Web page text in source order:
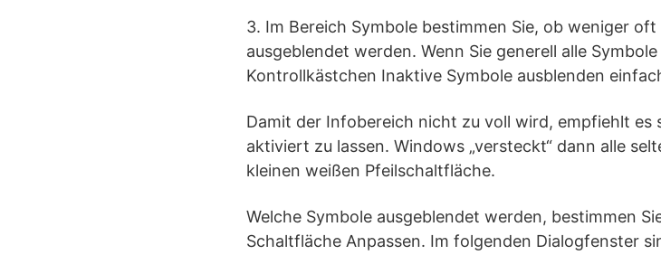
3. Im Bereich Symbole bestimmen Sie, ob weniger
ausgeblendet werden. Wenn Sie generell alle
Kontrollkästchen Inaktive Symbole ausblenden
Damit der Infobereich nicht zu voll wird, empfiehlt es
aktiviert zu lassen. Windows „versteckt“ dann alle
kleinen weißen Pfeilschaltfläche.
Welche Symbole ausgeblendet werden, bestimmen
Schaltfläche Anpassen. Im folgenden Dialogfenster